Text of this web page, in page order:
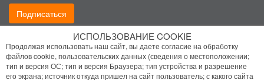
Подписаться
Присоединиться:
ИСПОЛЬЗОВАНИЕ COOKIE
Продолжая использовать наш сайт, вы даете согласие на обработку
файлов cookie, пользовательских данных (сведения о местоположении;
тип и версия ОС; тип и версия Браузера; тип устройства и разрешение
его экрана; источник откуда пришел на сайт пользователь; с какого сайта